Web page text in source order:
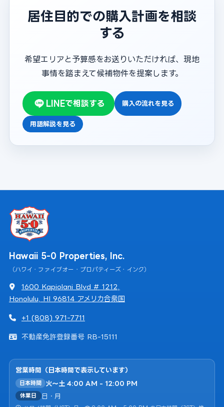
居住目的での購入計画を相談
する
希望エリアと予算感をお送りいただければ、現地
事情を踏まえて候補物件を提案します。
LINEで相談する 購入の流れを見る
用語解説を見る
Hawaii 5-0 Properties, Inc.
（ハワイ・ファイブオー・プロパティーズ・インク）
1600 Kapiolani Blvd # 1212,
Honolulu, HI 96814 アメリカ合衆国
+1 (808) 971-7711
不動産免許登録番号 RB-15111
営業時間（日本時間で表示しています）
日本時間 火〜土 4:00 AM - 12:00 PM
休業日 日・月